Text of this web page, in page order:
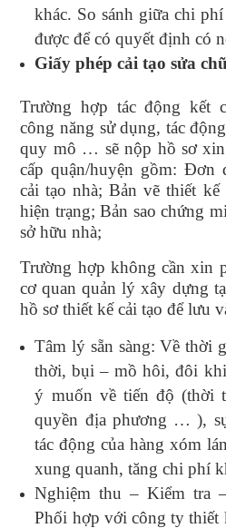
khác. So sánh giữa chi
được để có quyết định có
Giấy phép cải tạo sửa
Trường hợp tác động kết
công năng sử dụng, tác
quy mô … sẽ nộp hồ sơ
cấp quận/huyện gồm: Đơn
cải tạo nhà; Bản vẽ thiết
hiện trạng; Bản sao chứng
sở hữu nhà;
Trường hợp không cần xin
cơ quan quản lý xây dựng
hồ sơ thiết kế cải tạo để lưu
Tâm lý sẵn sàng: Về thời
thời, bụi – mồ hôi, đôi
ý muốn về tiến độ (thời
quyền địa phương … ),
tác động của hàng xóm
xung quanh, tăng chi phí
Nghiệm thu – Kiểm tra
Phối hợp với công ty thiết